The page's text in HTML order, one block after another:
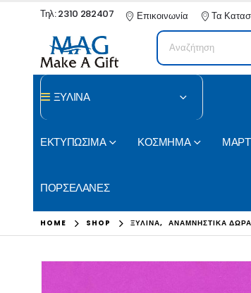
Τηλ: 2310 282407 Επικοινωνία Τα
ΞΥΛΙΝΑ
ΕΚΤΥΠΩΣΙΜΑ ΚΟΣΜΗΜΑ
ΠΟΡΣΕΛΑΝΕΣ
HOME SHOP ΞΥΛΙΝΑ, ΑΝΑΜΝΗΣΤΙΚΑ